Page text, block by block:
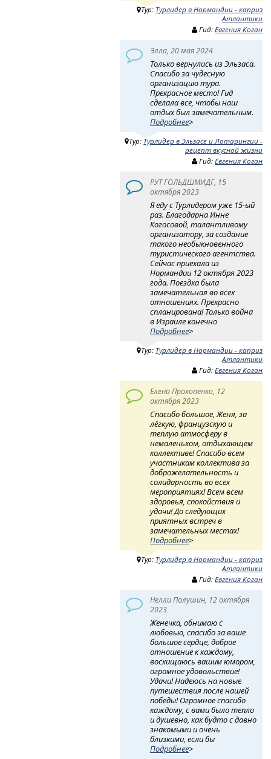
Тур: Турлидер в Нормандии - каприз
Атлантики
Гид:Евгения Коган
Элла, 20 мая 2024
Только вернулись из Эльзаса.
Спасибо за чудесную
организацию тура.
Прекрасное место! Гид
сделала все, чтобы наш
отдых был замечательным.
Подробнее>
Тур: Турлидер в Эльзасе и Лотарингии -
рецепт вкусной жизни
Гид:Евгения Коган
РУТ ГОЛЬДШМИДГ, 15
октября 2023
Я еду с Турлидером уже 15-ый
раз. Благодарна Инне
Когосовой, талантливому
организатору, за создание
такого необыкновенного
туристического агентства.
Сейчас приехала из
Нормандии 12 октября 2023
года. Поездка была
замечательная во всех
отношениях. Прекрасно
спланирована! Только война
в Израиле конечно
Подробнее>
Тур: Турлидер в Нормандии - каприз
Атлантики
Гид:Евгения Коган
Елена Прокопенко, 12
октября 2023
Спасибо большое, Женя, за
лёгкую, французскую и
теплую атмосферу в
немаленьком, отдыхающем
коллективе! Спасибо всем
участникам коллектива за
доброжелательность и
солидарность во всех
мероприятиях! Всем всем
здоровья, спокойствия и
удачи! До следующих
приятных встреч в
замечательных местах!
Подробнее>
Тур: Турлидер в Нормандии - каприз
Атлантики
Гид:Евгения Коган
Нелли Полушин, 12 октября
2023
Женечка, обнимаю с
любовью, спасибо за ваше
большое сердце, доброе
отношение к каждому,
восхищаюсь вашим юмором,
огромное удовольствие!
Удачи! Надеюсь на новые
путешествия после нашей
победы! Огромное спасибо
каждому, с вами было тепло
и душевно, как будто с давно
знакомыми и очень
близкими, если бы
Подробнее>